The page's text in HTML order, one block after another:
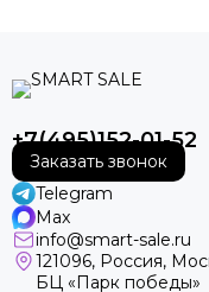
+7(495)152-01-52
Заказать звонок
Telegram
Max
info@smart-sale.ru
121096, Россия,
БЦ «Парк победы»